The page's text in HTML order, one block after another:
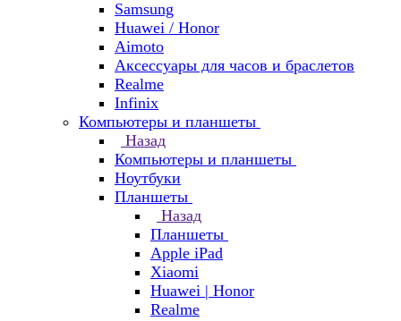
Samsung
Huawei / Honor
Aimoto
Аксессуары для часов и браслетов
Realme
Infinix
Компьютеры и планшеты
Назад
Компьютеры и планшеты
Ноутбуки
Планшеты
Назад
Планшеты
Apple iPad
Xiaomi
Huawei | Honor
Realme